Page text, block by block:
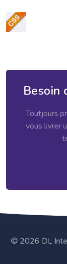
Besoin
Toutjours
vous livrer
© 2026 DL